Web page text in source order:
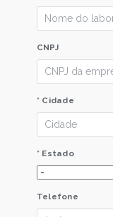
CNPJ
* Cidade
* Estado
Telefone